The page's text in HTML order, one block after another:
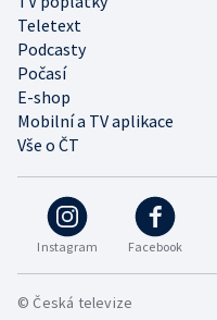
Instagram Facebook
Teletext
Podcasty
Počasí
E-shop
Mobilní a TV aplikace
Vše o ČT
© Česká televize